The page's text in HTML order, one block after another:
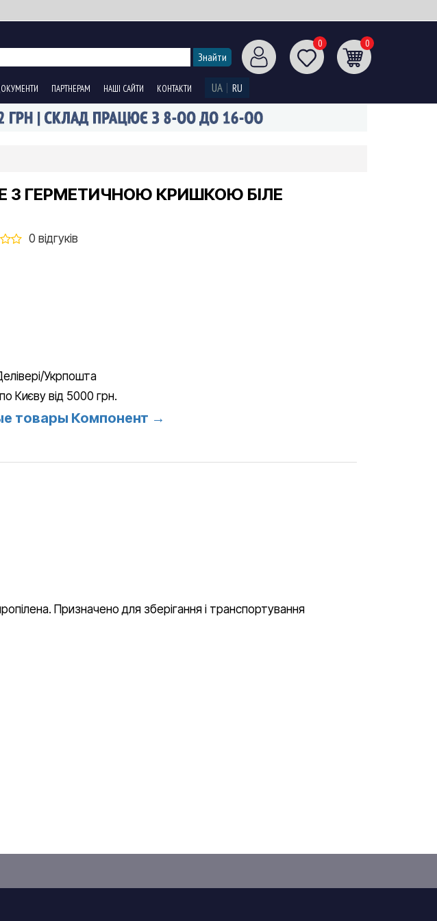
0 0
ПАРТНЕРАМ НАШІ САЙТИ КОНТАКТИ UA RU
З ГЕРМЕТИЧНОЮ КРИШКОЮ БІЛЕ
0 відгуків
Укрпошта
Києву від 5000 грн.
товары Компонент →
Призначено для зберігання і транспортування